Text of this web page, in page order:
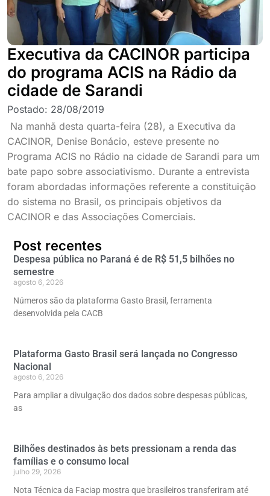
Executiva da CACINOR participa
do programa ACIS na Rádio da
cidade de Sarandi
Postado: 28/08/2019
Na manhã desta quarta-feira (28), a Executiva da
CACINOR, Denise Bonácio, esteve presente no
Programa ACIS no Rádio na cidade de Sarandi para um
bate papo sobre associativismo. Durante a entrevista
foram abordadas informações referente a constituição
do sistema no Brasil, os principais objetivos da
CACINOR e das Associações Comerciais.
Post recentes
Despesa pública no Paraná é de R$ 51,5 bilhões no
semestre
agosto 6, 2026
Números são da plataforma Gasto Brasil, ferramenta
desenvolvida pela CACB
Plataforma Gasto Brasil será lançada no Congresso
Nacional
agosto 6, 2026
Para ampliar a divulgação dos dados sobre despesas públicas,
as
Bilhões destinados às bets pressionam a renda das
famílias e o consumo local
julho 29, 2026
Nota Técnica da Faciap mostra que brasileiros transferiram até